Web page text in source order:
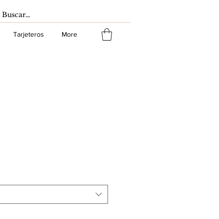
Tarjeteros More